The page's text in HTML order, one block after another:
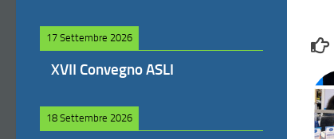
17 Settembre 2026
XVII Convegno ASLI
18 Settembre 2026